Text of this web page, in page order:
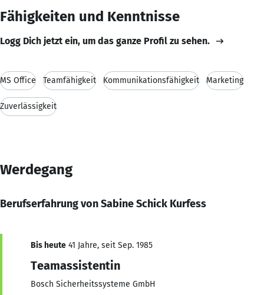
Fähigkeiten und Kenntnisse
Logg Dich jetzt ein, um das ganze Profil zu sehen.
MS Office Teamfähigkeit Kommunikationsfähigkeit Marketing
Zuverlässigkeit
Werdegang
Berufserfahrung von Sabine Schick Kurfess
Bis heute 41 Jahre, seit Sep. 1985
Teamassistentin
Bosch Sicherheitssysteme GmbH